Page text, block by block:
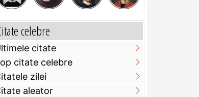
celebre
citate
citate celebre
zilei
aleator